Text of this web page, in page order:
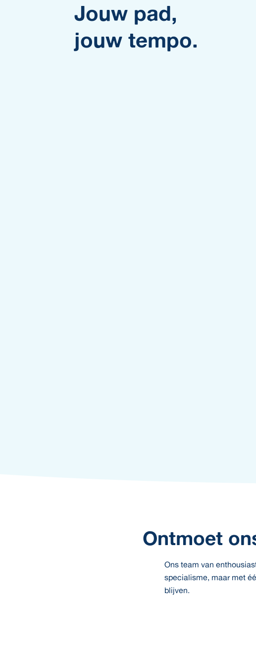
Jouw pad,
jouw tempo.
Ontmoet
Ons team van
specialisme, maar met
blijven.